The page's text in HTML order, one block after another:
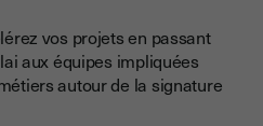
vos projets en passant
aux équipes impliquées
autour de la signature